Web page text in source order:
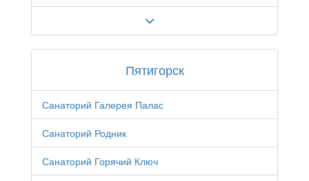
Пятигорск
Санаторий Галерея Палас
Санаторий Родник
Санаторий Горячий Ключ